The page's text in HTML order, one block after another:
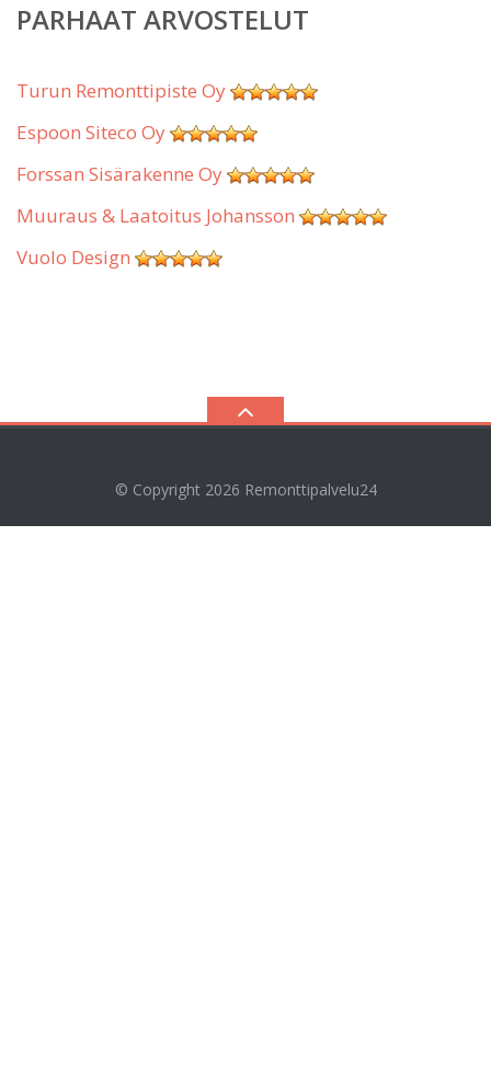
PARHAAT ARVOSTELUT
Turun Remonttipiste Oy
Espoon Siteco Oy
Forssan Sisärakenne Oy
Muuraus & Laatoitus Johansson
Vuolo Design
© Copyright 2026 Remonttipalvelu24